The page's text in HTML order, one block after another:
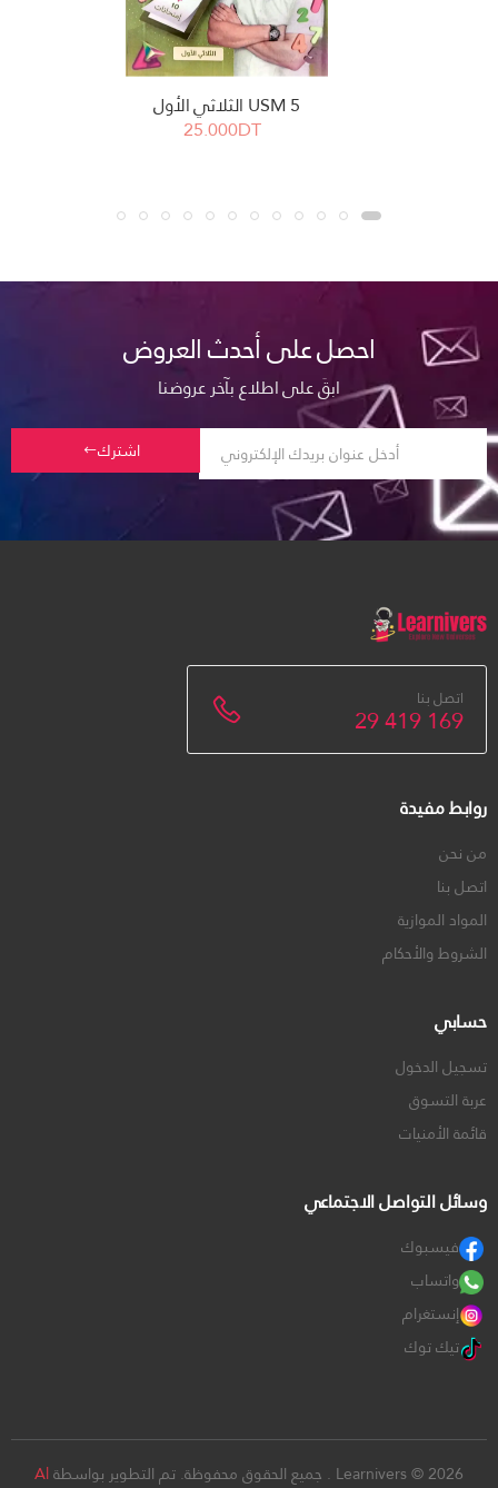
USM 5 الثلاثي الأول
25.000DT
احصل على أحدث العروض
ابقَ على اطلاع بآخر عروضنا
اشترك
اتصل بنا
29 419 169
روابط مفيدة
من نحن
اتصل بنا
المواد الموازية
الشروط والأحكام
حسابي
تسجيل الدخول
عربة التسوق
قائمة الأمنيات
وسائل التواصل الاجتماعي
فيسبوك
واتساب
إنستغرام
تيك توك
Learnivers © 2026 . جميع الحقوق محفوظة. تم التطوير بواسطة
Al